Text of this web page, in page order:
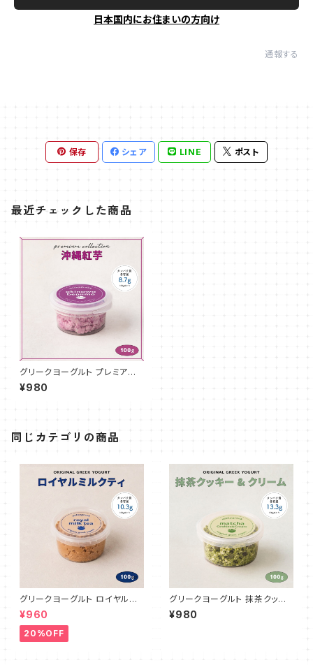
日本国内にお住まいの方向け
通報する
保存 シェア LINE ポスト
最近チェックした商品
グリークヨーグルト プレミアム
沖縄紅芋 100g
¥980
同じカテゴリの商品
グリークヨーグルト ロイヤルミ
ルクティ 100g
¥960
20%OFF
グリークヨーグルト 抹茶クッキ
ー&クリーム 100g
¥980